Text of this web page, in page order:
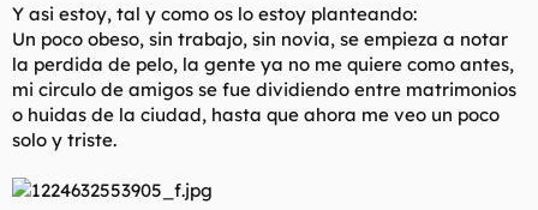
Y asi estoy, tal y como os lo estoy planteando:
Un poco obeso, sin trabajo, sin novia, se empieza a notar
la perdida de pelo, la gente ya no me quiere como antes,
mi circulo de amigos se fue dividiendo entre matrimonios
o huidas de la ciudad, hasta que ahora me veo un poco
solo y triste.